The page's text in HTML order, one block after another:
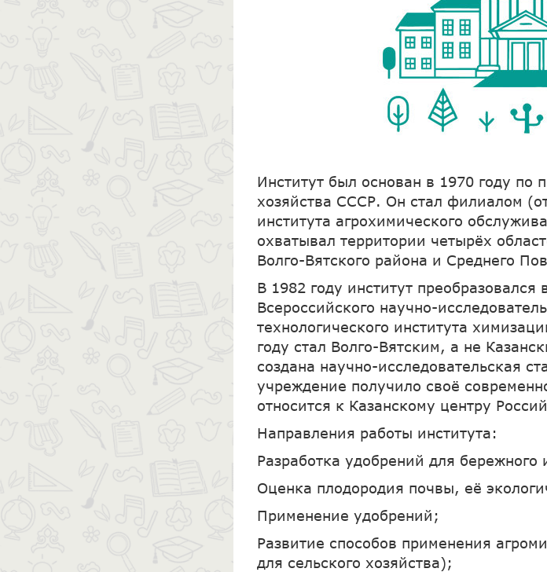
Институт был основан в 1970 году по
хозяйства СССР. Он стал филиалом
института агрохимического
охватывал территории четырёх
Волго-Вятского района и Среднего
В 1982 году институт
Всероссийского научно-
технологического института
году стал Волго-Вятским, а не
создана научно-исследовательская
учреждение получило своё
относится к Казанскому центру
Направления работы института:
Разработка удобрений для бережного
Оценка плодородия почвы, её
Применение удобрений;
Развитие способов применения
для сельского хозяйства);